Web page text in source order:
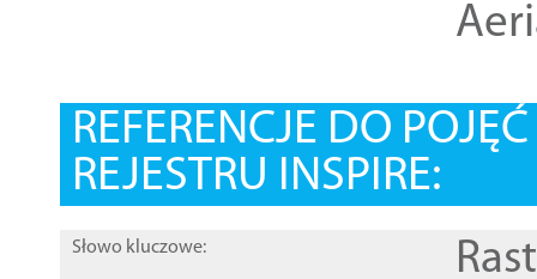
REFERENCJE DO
REJESTRU INSPIRE:
Słowo kluczowe: